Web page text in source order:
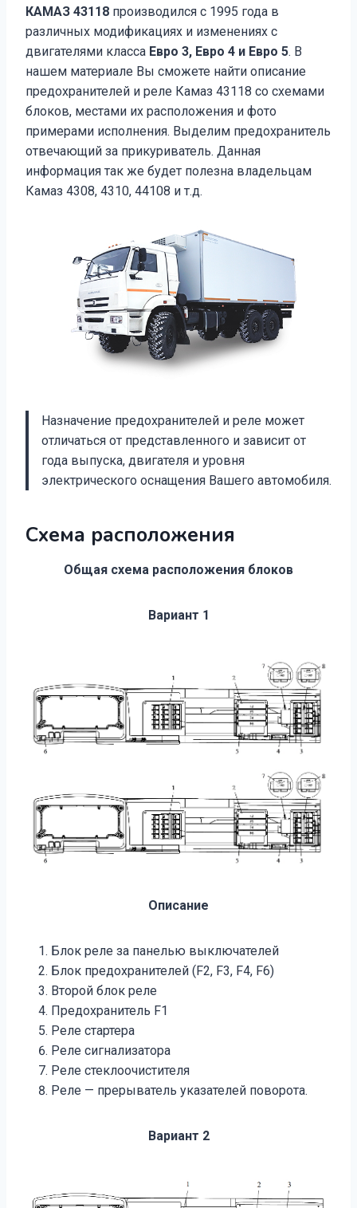
КАМАЗ 43118 производился с 1995 года в
различных модификациях и изменениях с
двигателями класса Евро 3, Евро 4 и Евро 5. В
нашем материале Вы сможете найти описание
предохранителей и реле Камаз 43118 со схемами
блоков, местами их расположения и фото
примерами исполнения. Выделим предохранитель
отвечающий за прикуриватель. Данная
информация так же будет полезна владельцам
Камаз 4308, 4310, 44108 и т.д.
Назначение предохранителей и реле может
отличаться от представленного и зависит от
года выпуска, двигателя и уровня
электрического оснащения Вашего автомобиля.
Схема расположения
Общая схема расположения блоков
Вариант 1
Описание
Блок реле за панелью выключателей
Блок предохранителей (F2, F3, F4, F6)
Второй блок реле
Предохранитель F1
Реле стартера
Реле сигнализатора
Реле стеклоочистителя
Реле — прерыватель указателей поворота.
Вариант 2